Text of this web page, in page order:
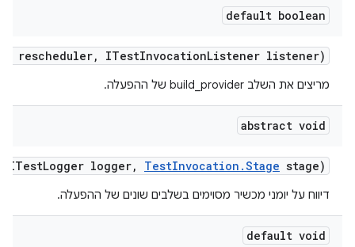
default boolean
rescheduler, ITestInvocationListener listener)
מריצים את השלב build_provider של ההפעלה.
abstract void
ITestLogger logger, TestInvocation .Stage stage)
דיווח על יומני מכשיר מסוימים בשלבים שונים של ההפעלה.
default void